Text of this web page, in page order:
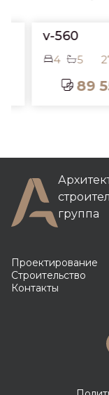
v-560
4 5
89
группа
Проектирование
Строительство
Контакты